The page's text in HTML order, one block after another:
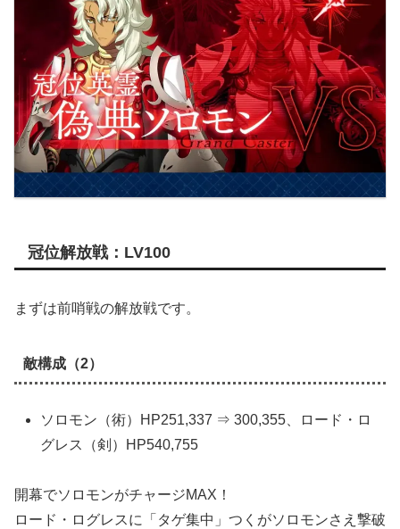
冠位解放戦：LV100
まずは前哨戦の解放戦です。
敵構成（2）
ソロモン（術）HP251,337 ⇒ 300,355、ロード・ロ
グレス（剣）HP540,755
開幕でソロモンがチャージMAX！
ロード・ログレスに「タゲ集中」つくがソロモンさえ撃破